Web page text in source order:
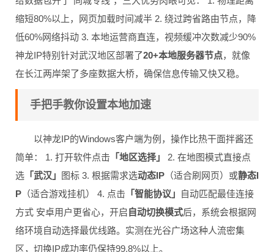
缩短80%以上，网页加载时间减半 2. 绕过跨省路由节点，降
低60%网络抖动 3. 本地运营商直连，视频缓冲次数减少90%
神龙IP特别针对武汉地区部署了20+本地服务器节点，就像
在长江两岸架了多座数据大桥，确保信息传输又快又稳。
手把手教你设置本地加速
以神龙IP的Windows客户端为例，操作比热干面拌酱还
简单： 1. 打开软件点击 「地区选择」
2. 在地图模式直接点
选 「武汉」 图标 3. 根据需求选动态IP （适合刷网页）或静态I
P （适合游戏挂机） 4. 点击 「智能协议」
自动匹配最佳连接
方式 安卓用户更省心，开启自动切换模式后，系统会根据网
络环境自动选择最优线路。实测在光谷广场这种人流密集
区，切换IP成功率仍保持99.8%以上。